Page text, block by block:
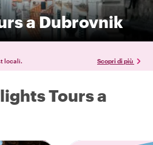
a Dubrovnik
locali. Scopri di più
Tours a